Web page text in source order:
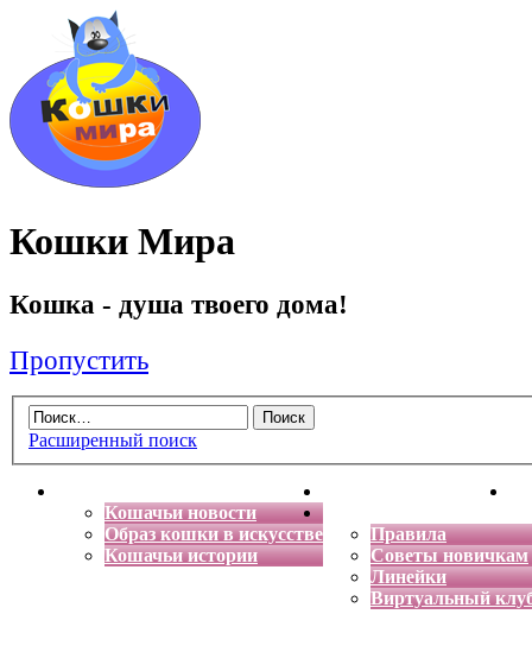
Кошки Мира
Кошка - душа твоего дома!
Пропустить
Расширенный поиск
Кошачьи новости
Образ кошки в искусстве
Кошачьи истории
Энциклопедия кошек
Правила
Советы новичкам
Линейки
Виртуальный